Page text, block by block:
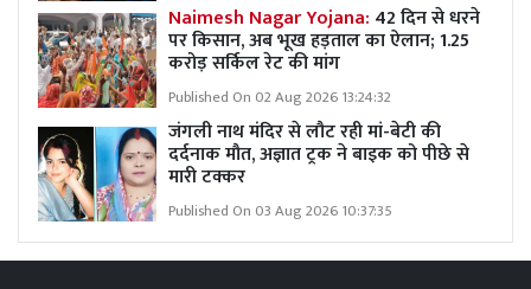
Naimesh Nagar Yojana: 42 दिन से धरने
पर किसान, अब भूख हड़ताल का ऐलान; 1.25
करोड़ सर्किल रेट की मांग
Published On 02 Aug 2026 13:24:32
जंगली नाथ मंदिर से लौट रही मां-बेटी की
दर्दनाक मौत, अज्ञात ट्रक ने बाइक को पीछे से
मारी टक्कर
Published On 03 Aug 2026 10:37:35